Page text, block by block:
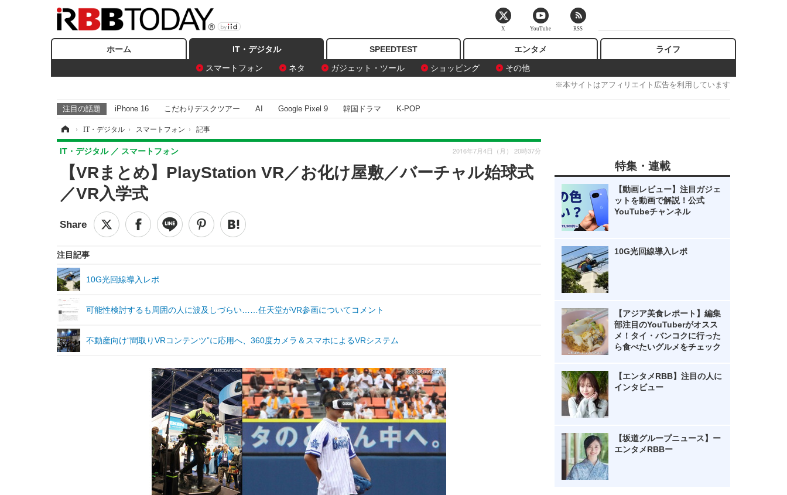
ホーム
IT・デジタル
スマートフォン
ネタ ガジェット・ツール ショッピング その他
SPEEDTEST エンタメ ライフ
※本サイトはアフィリエイト広告を利用しています
注目の話題 iPhone 16 こだわりデスクツアー AI Google Pixel 9 韓国ドラマ K-POP
› IT・デジタル › スマートフォン › 記事
【VRまとめ】PlayStation VR／お化け屋敷／バーチャル始球式
／VR入学式
IT・デジタル スマートフォン 2016年7月4日（月） 20時37分
注目記事
10G光回線導入レポ
可能性検討するも周囲の人に波及しづらい……任天堂がVR参画についてコメント
不動産向け“間取りVRコンテンツ”に応用へ、360度カメラ＆スマホによるVRシステム
特集・連載
【動画レビュー】注目ガジェ
ットを動画で解説！公式
YouTubeチャンネル
10G光回線導入レポ
【アジア美食レポート】編集
部注目のYouTuberがオスス
メ！タイ・バンコクに行った
ら食べたいグルメをチェック
【エンタメRBB】注目の人に
インタビュー
【坂道グループニュース】ー
エンタメRBBー
X YouTube RSS